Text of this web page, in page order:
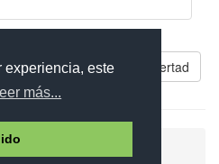
experiencia, este
más...
parecidos a Mi vida, mi libertad